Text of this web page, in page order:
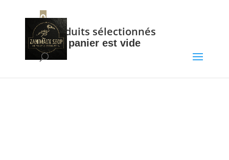
0
0Produits sélectionnés
Votre panier est vide